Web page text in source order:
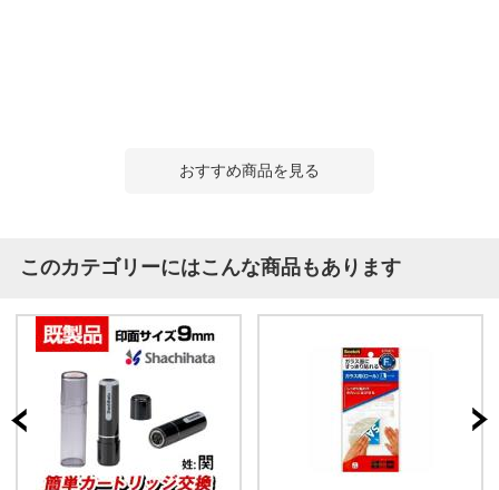
おすすめ商品を見る
このカテゴリーにはこんな商品もあります